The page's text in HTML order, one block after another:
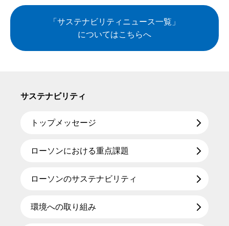
「サステナビリティニュース一覧」
についてはこちらへ
サステナビリティ
トップメッセージ
ローソンにおける重点課題
ローソンのサステナビリティ
環境への取り組み